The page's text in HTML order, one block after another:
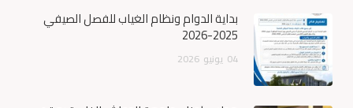
بداية الدوام ونظام الغياب للفصل الصيفي
2025-2026
04 يونيو 2026